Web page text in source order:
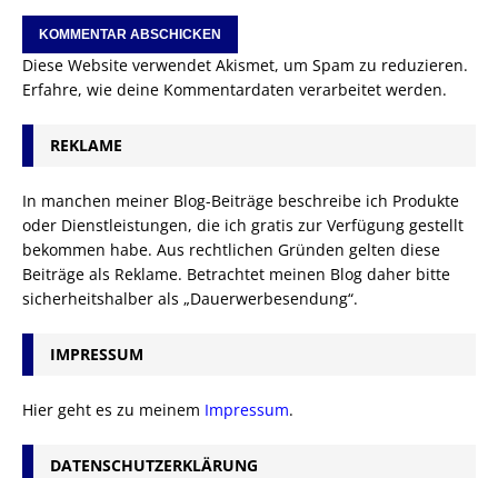
Diese Website verwendet Akismet, um Spam zu reduzieren.
Erfahre, wie deine Kommentardaten verarbeitet werden.
REKLAME
In manchen meiner Blog-Beiträge beschreibe ich Produkte
oder Dienstleistungen, die ich gratis zur Verfügung gestellt
bekommen habe. Aus rechtlichen Gründen gelten diese
Beiträge als Reklame. Betrachtet meinen Blog daher bitte
sicherheitshalber als „Dauerwerbesendung“.
IMPRESSUM
Hier geht es zu meinem Impressum.
DATENSCHUTZERKLÄRUNG